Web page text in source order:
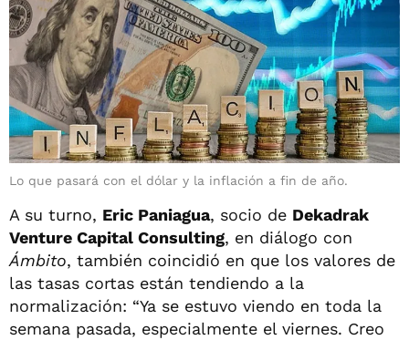
Lo que pasará con el dólar y la inflación a fin de año.
A su turno, Eric Paniagua, socio de Dekadrak
Venture Capital Consulting, en diálogo con
Ámbito, también coincidió en que los valores de
las tasas cortas están tendiendo a la
normalización: “Ya se estuvo viendo en toda la
semana pasada, especialmente el viernes. Creo